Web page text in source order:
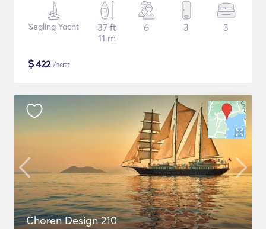
Segling Yacht
37 ft
11 m
6 3 3
$422/natt
Choren Design 210